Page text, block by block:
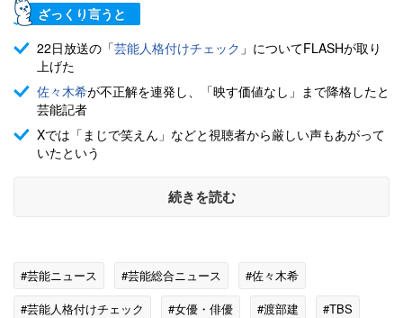
ざっくり言うと
22日放送の「芸能人格付けチェック 」についてFLASHが取り
上げた
佐々木希が不正解を連発し、「映す価値なし」まで降格したと
芸能記者
Xでは「まじで笑えん」などと視聴者から厳しい声もあがって
いたという
続きを読む
#芸能ニュース #芸能総合ニュース
#佐々木希
#芸能人格付けチェック
#女優・俳優 #渡部建 #TBS